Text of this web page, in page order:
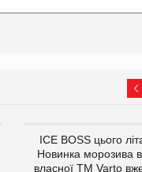
ICE BOSS цього
Новинка морозива
власної ТМ Varto